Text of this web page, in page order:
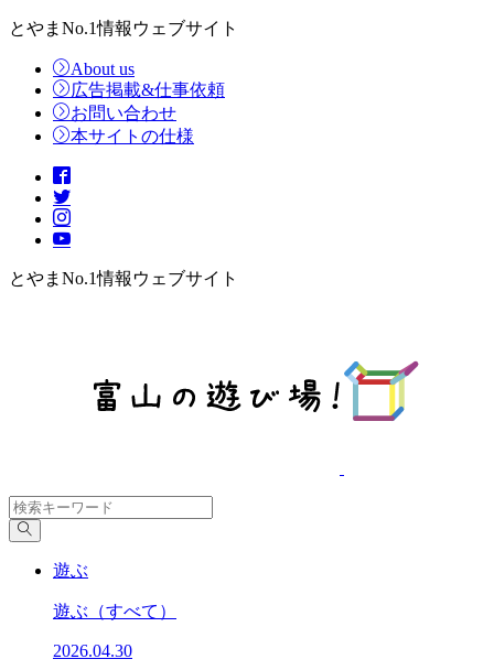
とやまNo.1情報ウェブサイト
About us
広告掲載&仕事依頼
お問い合わせ
本サイトの仕様
とやまNo.1情報ウェブサイト
遊ぶ
遊ぶ （すべて）
2026.04.30